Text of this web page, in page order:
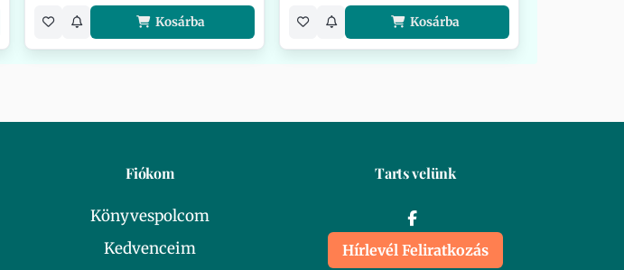
Kosárba Kosárba
Fiókom
Könyvespolcom
Kedvenceim
Tarts velünk
Hírlevél Feliratkozás